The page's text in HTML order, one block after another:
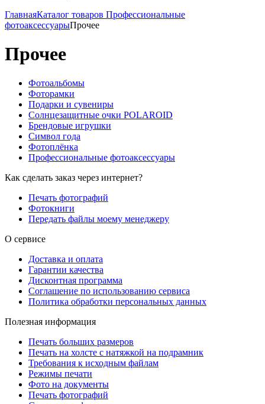
ГлавнаяКаталог товаров Профессиональные
фотоаксессуарыПрочее
Прочее
Фотоальбомы
Фоторамки
Подарки и сувениры
Солнцезащитные очки POLAROID
Брендовые игрушки
Символ года
Фотоплёнка
Профессиональные фотоаксессуары
Как сделать заказ через интернет?
Печать фотографий
Фотокниги
Передать файлы моему менеджеру
О сервисе
Доставка и оплата
Гарантии качества
Дисконтная программа
Соглашение по использованию сервиса
Политика обработки персональных данных
Полезная информация
Печать больших размеров
Печать на холсте c натяжкой на подрамник
Требования к исходным файлам
Режимы печати
Фото на документы
Печать фотографий